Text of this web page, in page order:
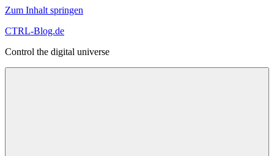
Zum Inhalt springen
CTRL-Blog.de
Control the digital universe